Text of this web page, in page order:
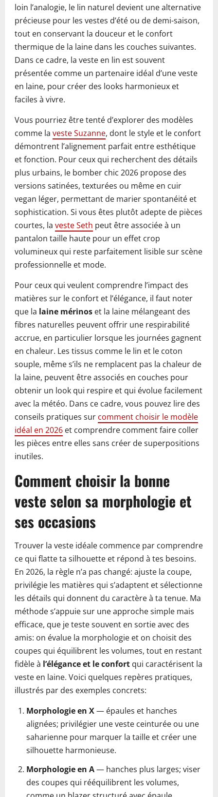
loin l’analogie, le lin naturel devient une alternative
précieuse pour les vestes d’été ou de demi-saison,
tout en conservant la douceur et le confort
thermique de la laine dans les couches suivantes.
Dans ce cadre, la veste en lin est souvent
présentée comme un partenaire idéal d’une veste
en laine, pour créer des looks harmonieux et
faciles à vivre.
Vous pourriez être tenté d’explorer des modèles
comme la veste Suzanne, dont le style et le confort
démontrent l’alignement parfait entre esthétique
et fonction. Pour ceux qui recherchent des détails
plus urbains, le bomber chic 2026 propose des
versions satinées, texturées ou même en cuir
vegan léger, permettant de marier spontanéité et
sophistication. Si vous êtes plutôt adepte de pièces
courtes, la veste Seth peut être associée à un
pantalon taille haute pour un effet crop
volumineux qui reste parfaitement lisible sur scène
professionnelle et mode.
Pour ceux qui veulent comprendre l’impact des
matières sur le confort et l’élégance, il faut noter
que la laine mérinos et la laine mélangeant des
fibres naturelles peuvent offrir une respirabilité
accrue, en particulier lorsque les journées gagnent
en chaleur. Les tissus comme le lin et le coton
souple, même s’ils ne remplacent pas la chaleur de
la laine, peuvent être associés en couches pour
obtenir un look qui respire et qui évolue facilement
avec la météo. Dans ce cadre, vous pouvez lire des
conseils pratiques sur comment choisir le modèle
idéal en 2026 et comprendre comment faire coller
les pièces entre elles sans créer de superpositions
inutiles.
Comment choisir la bonne
veste selon sa morphologie et
ses occasions
Trouver la veste idéale commence par comprendre
ce qui flatte ta silhouette et répond à tes besoins.
En 2026, la règle n’a pas changé: ajuste la coupe,
privilégie les matières qui s’adaptent et sélectionne
les détails qui donnent du caractère à ta tenue. Ma
méthode s’appuie sur une approche simple mais
efficace, que je teste souvent en sortie avec des
amis: on évalue la morphologie et on choisit des
coupes qui équilibrent les volumes, tout en restant
fidèle à l’élégance et le confort qui caractérisent la
veste en laine. Voici quelques repères pratiques,
illustrés par des exemples concrets:
Morphologie en X— épaules et hanches
alignées; privilégier une veste ceinturée ou une
saharienne pour marquer la taille et créer une
silhouette harmonieuse.
Morphologie en A— hanches plus larges; viser
des coupes qui rééquilibrent les volumes,